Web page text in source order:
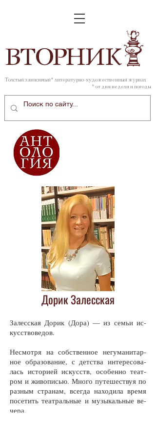
ВТОРНИК
Толстый зависимый* литературно-художественный журнал
* от дня недели и погоды
Дорик Залесская
За­лес­ская До­рик (До­ра) — из семьи ис­
кус­ст­во­ве­дов.
Не­смот­ря на собст­вен­ное не­гу­ма­ни­тар­
ное об­ра­зо­ва­ние, с дет­ст­ва ин­те­ре­со­ва­
лась ис­то­ри­ей ис­кус­ств, осо­бен­но те­ат­
ром и жи­во­писью. Мно­го пу­те­шест­вуя по
раз­ным стра­нам, всег­да на­хо­ди­ла вре­мя
по­се­тить те­ат­раль­ные и му­зы­каль­ные ве­
че­ра.